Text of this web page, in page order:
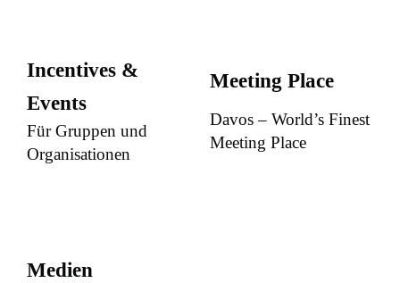
Incentives &
Events
Für Gruppen und
Organisationen
Meeting Place
Davos – World’s Finest
Meeting Place
Medien